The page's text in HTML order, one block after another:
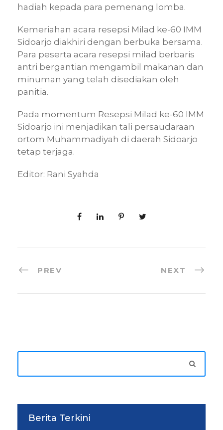
hadiah kepada para pemenang lomba.
Kemeriahan acara resepsi Milad ke-60 IMM
Sidoarjo diakhiri dengan berbuka bersama.
Para peserta acara resepsi milad berbaris
antri bergantian mengambil makanan dan
minuman yang telah disediakan oleh
panitia.
Pada momentum Resepsi Milad ke-60 IMM
Sidoarjo ini menjadikan tali persaudaraan
ortom Muhammadiyah di daerah Sidoarjo
tetap terjaga.
Editor: Rani Syahda
PREV NEXT
Berita Terkini